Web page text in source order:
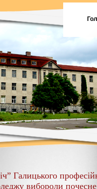
Галицького
вибороли